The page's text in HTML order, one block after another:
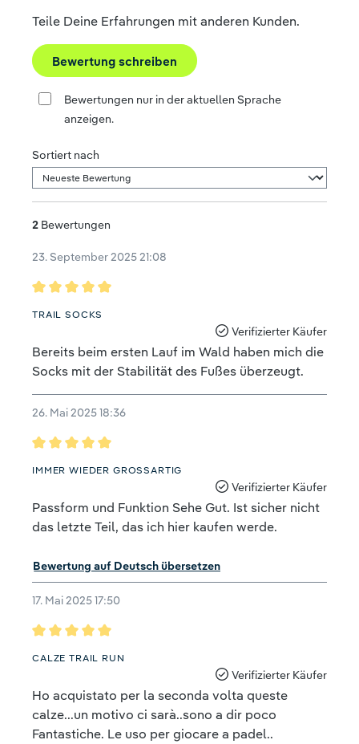
Teile Deine Erfahrungen mit anderen Kunden.
Bewertung schreiben
Bewertungen nur in der aktuellen Sprache
anzeigen.
Sortiert nach
2 Bewertungen
23. September 2025 21:08
TRAIL SOCKS
Verifizierter Käufer
Bereits beim ersten Lauf im Wald haben mich die
Socks mit der Stabilität des Fußes überzeugt.
26. Mai 2025 18:36
IMMER WIEDER GROSSARTIG
Verifizierter Käufer
Passform und Funktion Sehe Gut. Ist sicher nicht
das letzte Teil, das ich hier kaufen werde.
Bewertung auf Deutsch übersetzen
17. Mai 2025 17:50
CALZE TRAIL RUN
Verifizierter Käufer
Ho acquistato per la seconda volta queste
calze...un motivo ci sarà..sono a dir poco
Fantastiche. Le uso per giocare a padel..